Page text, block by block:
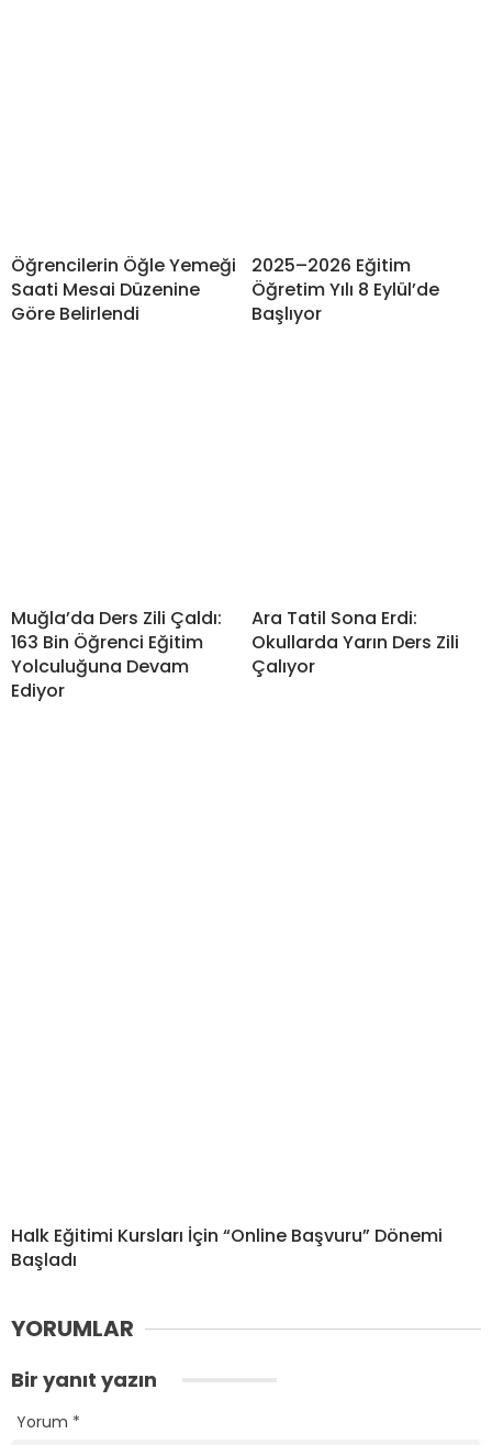
Öğrencilerin Öğle Yemeği
Saati Mesai Düzenine
Göre Belirlendi
2025–2026 Eğitim
Öğretim Yılı 8 Eylül’de
Başlıyor
Muğla’da Ders Zili Çaldı:
163 Bin Öğrenci Eğitim
Yolculuğuna Devam
Ediyor
Ara Tatil Sona Erdi:
Okullarda Yarın Ders Zili
Çalıyor
Halk Eğitimi Kursları İçin “Online Başvuru” Dönemi
Başladı
YORUMLAR
Bir yanıt yazın
Yorum *